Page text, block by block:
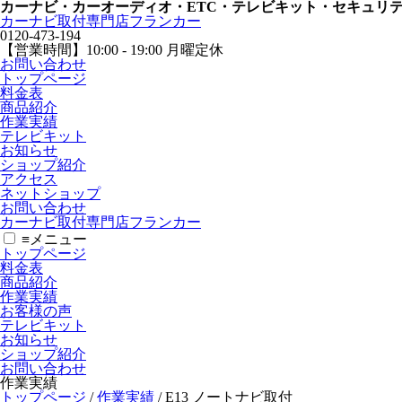
カーナビ・カーオーディオ・ETC・テレビキット・セキュリ
カーナビ取付専⾨店フランカー
0120-473-194
【営業時間】 10:00 - 19:00 月曜定休
お問い合わせ
トップページ
料金表
商品紹介
作業実績
テレビキット
お知らせ
ショップ紹介
アクセス
ネットショップ
お問い合わせ
カーナビ取付専⾨店フランカー
≡ メニュー
トップページ
料金表
商品紹介
作業実績
お客様の声
テレビキット
お知らせ
ショップ紹介
お問い合わせ
作業実績
トップページ /作業実績 /E13 ノートナビ取付